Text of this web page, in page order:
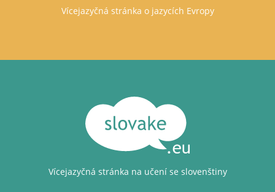
Vícejazyčná stránka o jazycích Evropy
Vícejazyčná stránka na učení se slovenštiny